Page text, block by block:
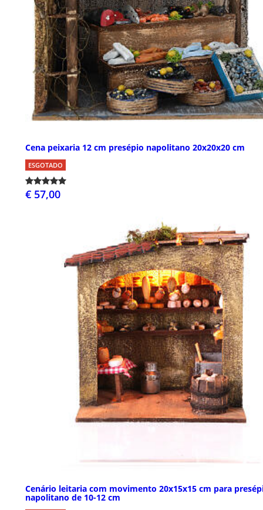
Cena peixaria 12 cm presépio napolitano 20x20x20 cm
ESGOTADO
€ 57,00
Cenário leitaria com movimento 20x15x15 cm para
napolitano de 10-12 cm